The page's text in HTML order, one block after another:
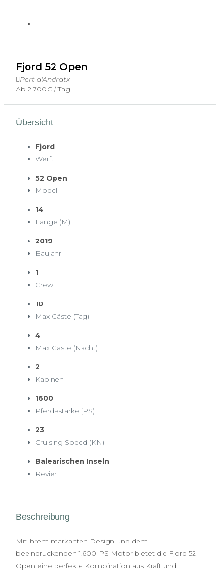
Fjord 52 Open
Port d'Andratx
Ab 2.700€ / Tag
Übersicht
Fjord
Werft
52 Open
Modell
14
Länge (M)
2019
Baujahr
1
Crew
10
Max Gäste (Tag)
4
Max Gäste (Nacht)
2
Kabinen
1600
Pferdestärke (PS)
23
Cruising Speed (KN)
Balearischen Inseln
Revier
Beschreibung
Mit ihrem markanten Design und dem
beeindruckenden 1.600-PS-Motor bietet die Fjord 52
Open eine perfekte Kombination aus Kraft und